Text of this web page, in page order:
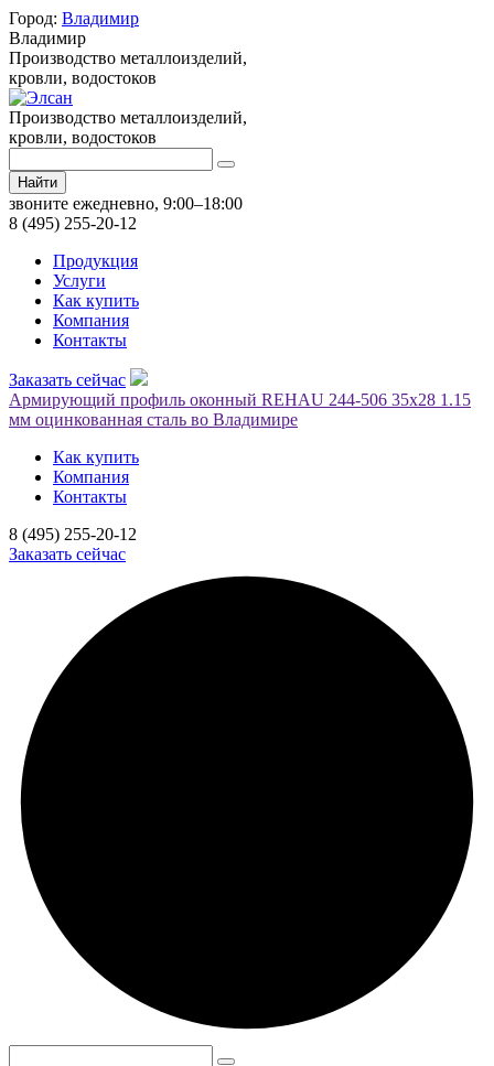
Город: Владимир
Владимир
Производство металлоизделий,
кровли, водостоков
Производство металлоизделий,
кровли, водостоков
Найти
звоните ежедневно, 9:00–18:00
8 (495) 255-20-12
Продукция
Услуги
Как купить
Компания
Контакты
Заказать сейчас
Армирующий профиль оконный REHAU 244-506 35х28 1.15
мм оцинкованная сталь во Владимире
Как купить
Компания
Контакты
8 (495) 255-20-12
Заказать сейчас